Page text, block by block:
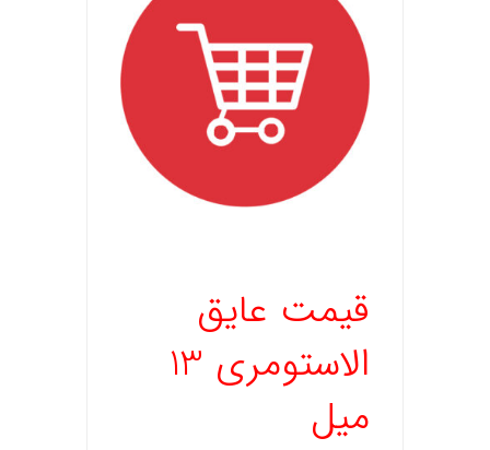
قیمت عایق
الاستومری 13
میل